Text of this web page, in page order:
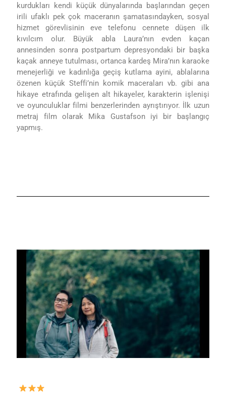
kurdukları kendi küçük dünyalarında başlarından geçen
irili ufaklı pek çok maceranın şamatasındayken, sosyal
hizmet görevlisinin eve telefonu cennete düşen ilk
kıvılcım olur. Büyük abla Laura’nın evden kaçan
annesinden sonra postpartum depresyondaki bir başka
kaçak anneye tutulması, ortanca kardeş Mira’nın karaoke
menejerliği ve kadınlığa geçiş kutlama ayini, ablalarına
özenen küçük Steffi’nin komik maceraları vb. gibi ana
hikaye etrafında gelişen alt hikayeler, karakterin işlenişi
ve oyunculuklar filmi benzerlerinden ayrıştırıyor. İlk uzun
metraj film olarak Mika Gustafson iyi bir başlangıç
yapmış.